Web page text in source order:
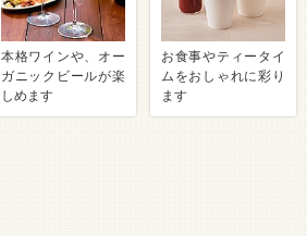
本格ワインや、オー
ガニックビールが楽
しめます
お食事やティータイ
ムをおしゃれに彩り
ます